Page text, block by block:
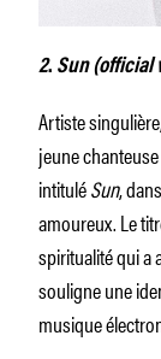
2. Sun (official
Artiste
jeune
intituléSun,
amoureux. Le
spiritualité qui a
souligne une
musique